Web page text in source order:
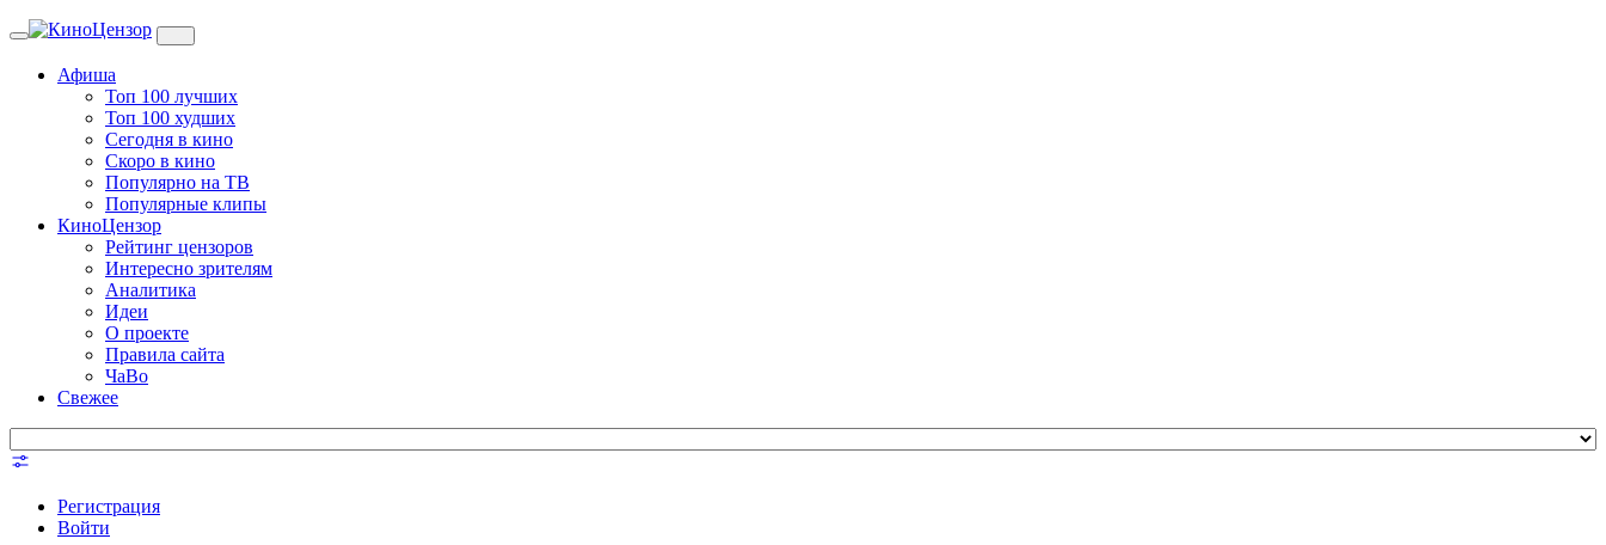
Toggle
Афиша
Топ 100 лучших
Топ 100 худших
Сегодня в кино
Скоро в кино
Популярно на ТВ
Популярные клипы
КиноЦензор
Рейтинг цензоров
Интересно зрителям
Аналитика
Идеи
О проекте
Правила сайта
ЧаВо
Свежее
Регистрация
Войти